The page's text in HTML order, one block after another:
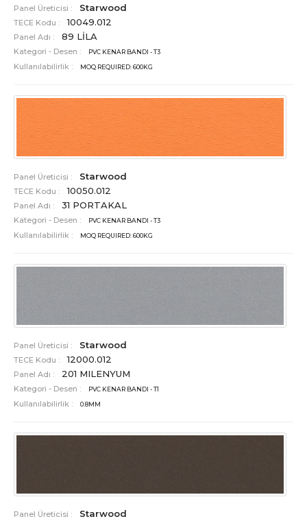
Panel Üreticisi : Starwood
TECE Kodu : 10049.012
Panel Adı : 89 LİLA
Kategori - Desen : PVC KENAR BANDI - T3
Kullanılabilirlik : MOQ REQUIRED: 600KG
Panel Üreticisi : Starwood
TECE Kodu : 10050.012
Panel Adı : 31 PORTAKAL
Kategori - Desen : PVC KENAR BANDI - T3
Kullanılabilirlik : MOQ REQUIRED: 600KG
Panel Üreticisi : Starwood
TECE Kodu : 12000.012
Panel Adı : 201 MILENYUM
Kategori - Desen : PVC KENAR BANDI - T1
Kullanılabilirlik : 0.8MM
Panel Üreticisi : Starwood